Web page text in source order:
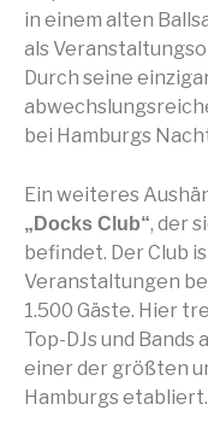
in einem alten
als
Durch seine
bei Hamburgs
Ein weiteres
„Docks Club“, der
befindet. Der Club
Veranstaltungen
1.500 Gäste. Hier
Top-DJs und Bands
einer der größten
Hamburgs etabliert.